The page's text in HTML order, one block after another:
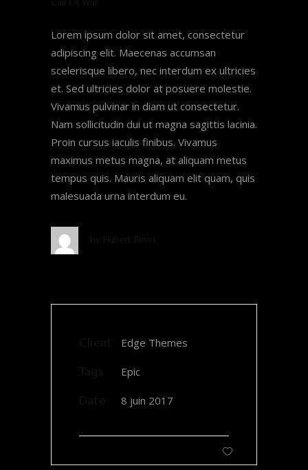
Lorem ipsum dolor sit amet, consectetur
adipiscing elit. Maecenas accumsan
scelerisque libero, nec interdum ex ultricies
et. Sed ultricies dolor at posuere molestie.
Vivamus pulvinar in diam ut consectetur.
Nam sollicitudin dui ut magna sagittis lacinia.
Proin cursus iaculis finibus. Vivamus
maximus metus magna, at aliquam metus
tempus quis. Mauris aliquam elit quam, quis
malesuada urna interdum eu.
Edge Themes
Epic
8 juin 2017